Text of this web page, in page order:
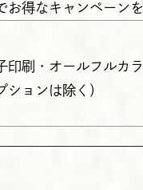
お得なキャンペーン
印刷・オールフルカ
ションは除く）